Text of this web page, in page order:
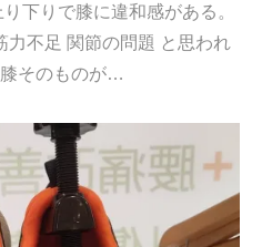
下りで膝に違和感がある。
力不足 関節の問題 と思われ
そのものが…